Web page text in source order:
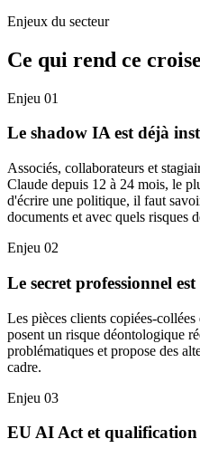
Enjeux du secteur
Ce qui rend ce
Enjeu 01
Le shadow IA est déjà
Associés, collaborateurs et
Claude depuis 12 à 24 mois, le
d'écrire une politique, il faut
documents et avec quels risques
Enjeu 02
Le secret professionnel est
Les pièces clients copiées-
posent un risque déontologique
problématiques et propose des
cadre.
Enjeu 03
EU AI Act et qualification